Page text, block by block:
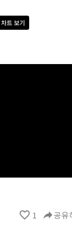
favorite_border 1 reply공유